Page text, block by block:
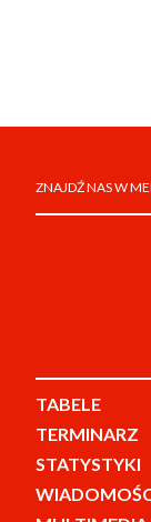
ZNAJDŹ NAS W
TABELE
TERMINARZ
STATYSTYKI